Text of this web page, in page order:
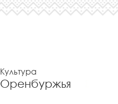
Культура
Оренбуржья